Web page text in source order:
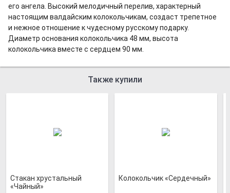
его ангела. Высокий мелодичный перелив, характерный
настоящим валдайским колокольчикам, создаст трепетное
и нежное отношение к чудесному русскому подарку.
Диаметр основания колокольчика 48 мм, высота
колокольчика вместе с сердцем 90 мм.
Также купили
Стакан хрустальный
«Чайный»
Колокольчик «Сердечный»